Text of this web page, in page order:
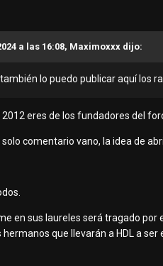
a las 16:08, Maximoxxx dijo:
también lo puedo publicar aquí los
2012 eres de los fundadores del
solo comentario vano, la idea de
en sus laureles será tragado
hermanos que llevarán a HDL a